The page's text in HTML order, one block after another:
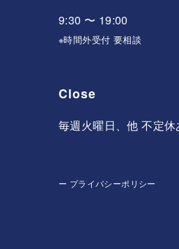
9:30 〜 19:00
※時間外受付 要相談
Close
毎週火曜日、他 不定休
ー プライバシーポリシー